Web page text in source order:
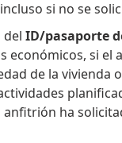
si no se
del ID/pasaporte
económicos, si
de la vivienda
anfitrión ha